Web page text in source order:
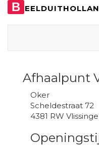
B
Afhaalpunt
Oker
Scheldestraat 72
4381 RW